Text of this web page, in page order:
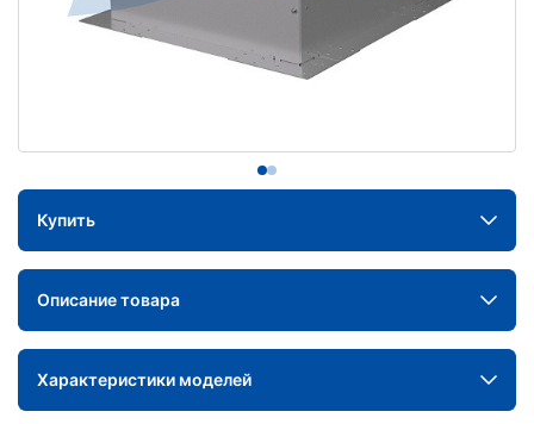
Купить
Описание товара
Характеристики моделей